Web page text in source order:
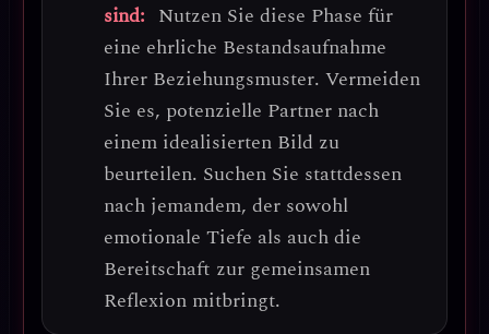
sind: Nutzen Sie diese Phase für
eine ehrliche Bestandsaufnahme
Ihrer Beziehungsmuster. Vermeiden
Sie es, potenzielle Partner nach
einem idealisierten Bild zu
beurteilen. Suchen Sie stattdessen
nach jemandem, der sowohl
emotionale Tiefe als auch die
Bereitschaft zur gemeinsamen
Reflexion mitbringt.